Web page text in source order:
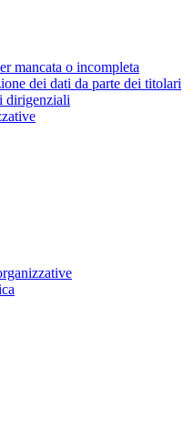
mancata o incompleta
dei dati da parte dei titolari
dirigenziali